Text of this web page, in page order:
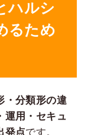
ハルシ
るため
・分類形の違
運用・セキュ
発点です。